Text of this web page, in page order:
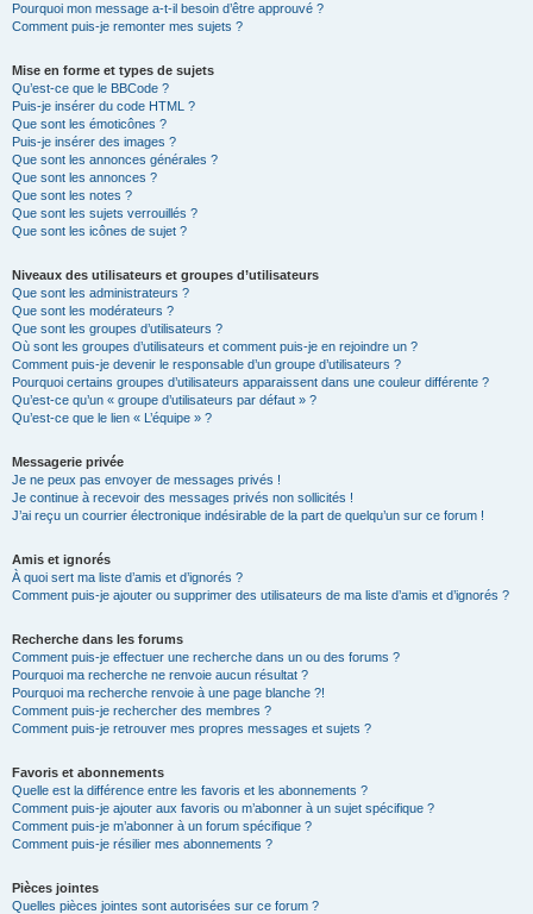
Pourquoi mon message a-t-il besoin d’être approuvé ?
Comment puis-je remonter mes sujets ?
Mise en forme et types de sujets
Qu’est-ce que le BBCode ?
Puis-je insérer du code HTML ?
Que sont les émoticônes ?
Puis-je insérer des images ?
Que sont les annonces générales ?
Que sont les annonces ?
Que sont les notes ?
Que sont les sujets verrouillés ?
Que sont les icônes de sujet ?
Niveaux des utilisateurs et groupes d’utilisateurs
Que sont les administrateurs ?
Que sont les modérateurs ?
Que sont les groupes d’utilisateurs ?
Où sont les groupes d’utilisateurs et comment puis-je en rejoindre un ?
Comment puis-je devenir le responsable d’un groupe d’utilisateurs ?
Pourquoi certains groupes d’utilisateurs apparaissent dans une couleur différente ?
Qu’est-ce qu’un « groupe d’utilisateurs par défaut » ?
Qu’est-ce que le lien « L’équipe » ?
Messagerie privée
Je ne peux pas envoyer de messages privés !
Je continue à recevoir des messages privés non sollicités !
J’ai reçu un courrier électronique indésirable de la part de quelqu’un sur ce forum !
Amis et ignorés
À quoi sert ma liste d’amis et d’ignorés ?
Comment puis-je ajouter ou supprimer des utilisateurs de ma liste d’amis et d’ignorés ?
Recherche dans les forums
Comment puis-je effectuer une recherche dans un ou des forums ?
Pourquoi ma recherche ne renvoie aucun résultat ?
Pourquoi ma recherche renvoie à une page blanche ?!
Comment puis-je rechercher des membres ?
Comment puis-je retrouver mes propres messages et sujets ?
Favoris et abonnements
Quelle est la différence entre les favoris et les abonnements ?
Comment puis-je ajouter aux favoris ou m’abonner à un sujet spécifique ?
Comment puis-je m’abonner à un forum spécifique ?
Comment puis-je résilier mes abonnements ?
Pièces jointes
Quelles pièces jointes sont autorisées sur ce forum ?